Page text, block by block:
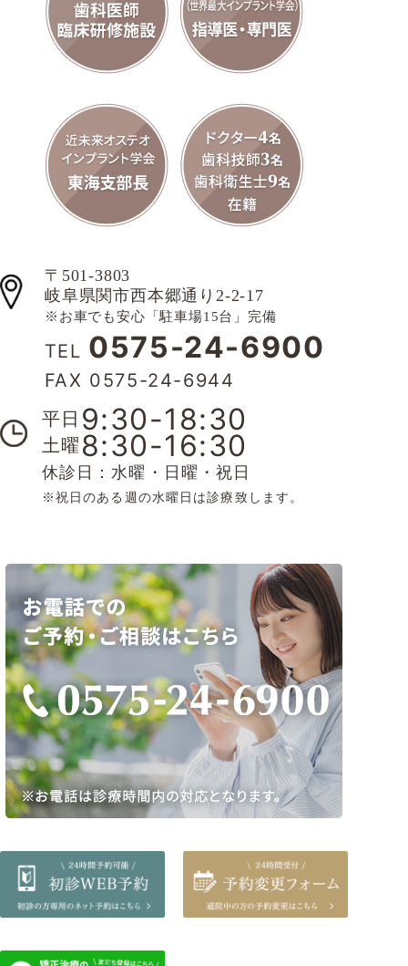
〒501-3803
岐阜県関市西本郷通り2-2-17
※お車でも安心「駐車場15台」完備
TEL 0575-24-6900
FAX 0575-24-6944
平日 9:30-18:30
土曜 8:30-16:30
休診日：水曜・日曜・祝日
※祝日のある週の水曜日は診療致します。